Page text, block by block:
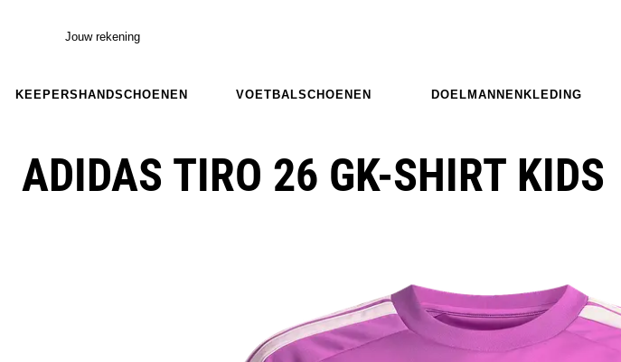
Jouw rekening
KEEPERSHANDSCHOENEN VOETBALSCHOENEN DOELMANNENKLEDING
ADIDAS TIRO 26 GK-SHIRT KIDS